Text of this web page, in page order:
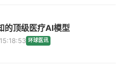
的顶级医疗AI模型
环球医讯